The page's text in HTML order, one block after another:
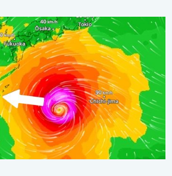
d'un typhon. Glissements de